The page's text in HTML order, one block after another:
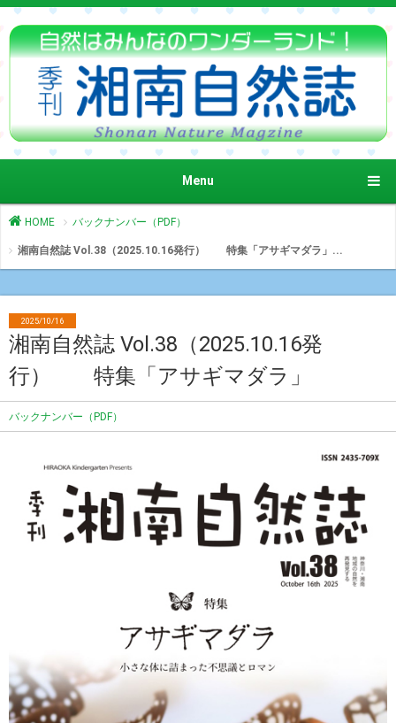
Menu
HOME バックナンバー（PDF）
湘南自然誌 Vol.38（2025.10.16発行） 特集「アサギマダラ」...
2025/10/16
湘南自然誌 Vol.38（2025.10.16発
行） 特集「アサギマダラ」
バックナンバー（PDF）